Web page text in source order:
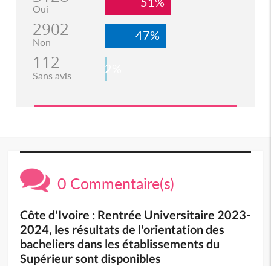
Oui
2902
Non 47%
112
Sans avis 2%
0 Commentaire(s)
Côte d'Ivoire : Rentrée Universitaire 2023-
2024, les résultats de l'orientation des
bacheliers dans les établissements du
Supérieur sont disponibles